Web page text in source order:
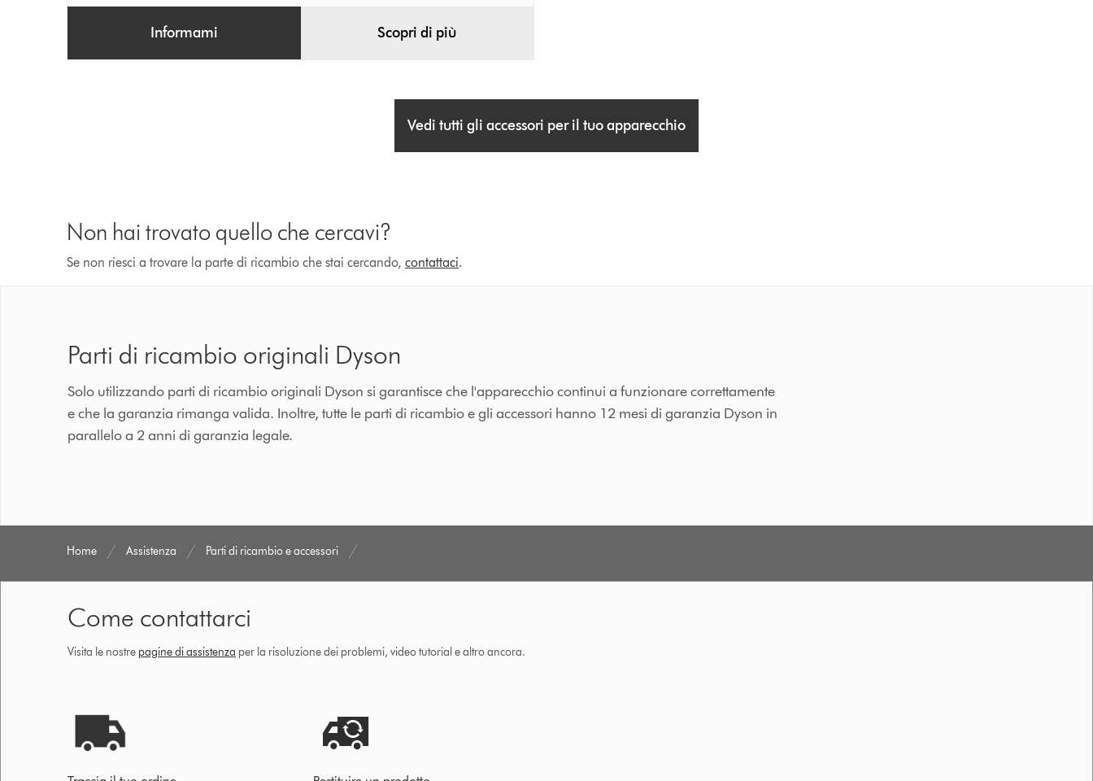
Informami Scopri di più
Vedi tutti gli accessori per il tuo apparecchio
Non hai trovato quello che cercavi?
Se non riesci a trovare la parte di ricambio che stai cercando,contattaci.
Parti di ricambio originali Dyson
Solo utilizzando parti di ricambio originali Dyson si garantisce che l'apparecchio continui a funzionare correttamente
e che la garanzia rimanga valida. Inoltre, tutte le parti di ricambio e gli accessori hanno 12 mesi di garanzia Dyson in
parallelo a 2 anni di garanzia legale.
Home Assistenza Parti di ricambio e accessori
Come contattarci
Visita le nostre pagine di assistenza per la risoluzione dei problemi, video tutorial e altro ancora.